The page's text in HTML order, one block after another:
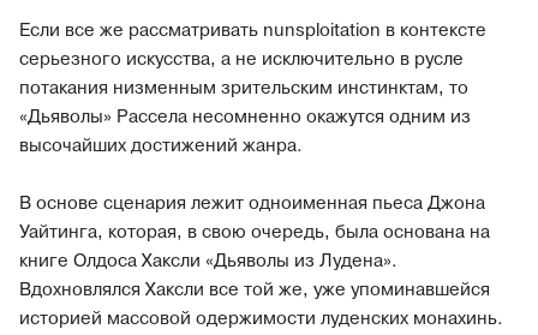
Если все же рассматривать nunsploitation в контексте
серьезного искусства, а не исключительно в русле
потакания низменным зрительским инстинктам, то
«Дьяволы» Рассела несомненно окажутся одним из
высочайших достижений жанра.
В основе сценария лежит одноименная пьеса Джона
Уайтинга, которая, в свою очередь, была основана на
книге Олдоса Хаксли «Дьяволы из Лудена».
Вдохновлялся Хаксли все той же, уже упоминавшейся
историей массовой одержимости луденских монахинь.